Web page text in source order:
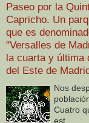
Paseo por la
Capricho. Un
que es
"Versalles de
la cuarta y última
del Este de
Nos
Cuatro
est...